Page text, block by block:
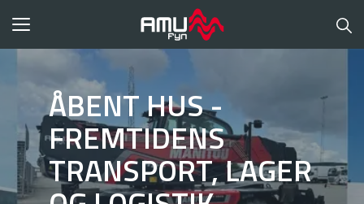
Toggle
ÅBENT HUS -
FREMTIDENS
TRANSPORT, LAGER